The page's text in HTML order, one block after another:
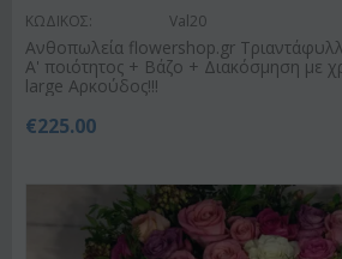
ΚΩΔΙΚΟΣ: Val20
Ανθοπωλεία flowershop.gr
Α' ποιότητος + Βάζο + Διακόσμηση με
large Αρκούδος!!!
€225.00